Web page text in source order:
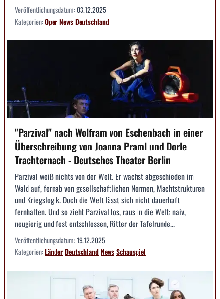
Veröffentlichungsdatum:03.12.2025
Kategorien:OperNewsDeutschland
"Parzival" nach Wolfram von Eschenbach in einer
Überschreibung von Joanna Praml und Dorle
Trachternach - Deutsches Theater Berlin
Parzival weiß nichts von der Welt. Er wächst abgeschieden im
Wald auf, fernab von gesellschaftlichen Normen, Machtstrukturen
und Kriegslogik. Doch die Welt lässt sich nicht dauerhaft
fernhalten. Und so zieht Parzival los, raus in die Welt: naiv,
neugierig und fest entschlossen, Ritter der Tafelrunde...
Veröffentlichungsdatum:19.12.2025
Kategorien:LänderDeutschlandNewsSchauspiel